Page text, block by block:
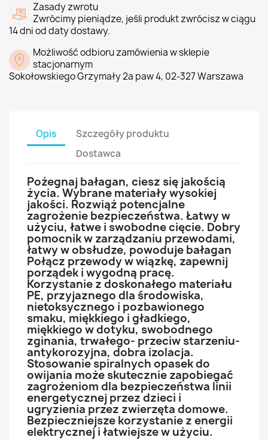
Zasady zwrotu
Zwrócimy pieniądze, jeśli produkt zwrócisz w ciągu
14 dni od daty dostawy.
Możliwość odbioru zamówienia w sklepie
stacjonarnym
Sokołowskiego Grzymały 2a paw 4, 02-327 Warszawa
Opis
Szczegóły produktu
Dostawca
Pożegnaj bałagan, ciesz się jakością
życia. Wybrane materiały wysokiej
jakości. Rozwiąż potencjalne
zagrożenie bezpieczeństwa. Łatwy w
użyciu, łatwe i swobodne cięcie. Dobry
pomocnik w zarządzaniu przewodami,
łatwy w obsłudze, powoduje bałagan
Połącz przewody w wiązkę, zapewnij
porządek i wygodną pracę.
Korzystanie z doskonałego materiału
PE, przyjaznego dla środowiska,
nietoksycznego i pozbawionego
smaku, miękkiego i gładkiego,
miękkiego w dotyku, swobodnego
zginania, trwałego- przeciw starzeniu-
antykorozyjna, dobra izolacja.
Stosowanie spiralnych opasek do
owijania może skutecznie zapobiegać
zagrożeniom dla bezpieczeństwa linii
energetycznej przez dzieci i
ugryzienia przez zwierzęta domowe.
Bezpieczniejsze korzystanie z energii
elektrycznej i łatwiejsze w użyciu.